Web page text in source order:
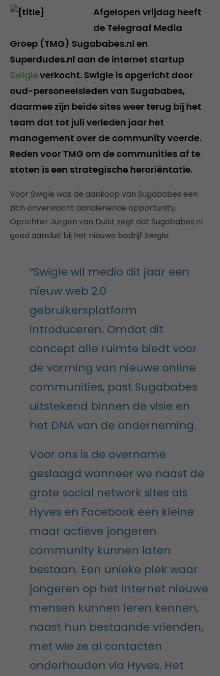
Afgelopen vrijdag heeft
de Telegraaf Media
Groep (TMG) Sugababes.nl en
Superdudes.nl aan de internet startup
Swigleverkocht. Swigle is opgericht door
oud-personeelsleden van Sugababes,
daarmee zijn beide sites weer terug bij het
team dat tot juli verleden jaar het
management over de community voerde.
Reden voor TMG om de communities af te
stoten is een strategische heroriëntatie.
Voor Swigle was de aankoop van Sugababes een
zich onverwacht aandienende opportunity.
Oprichter Jurgen van Dulst zegt dat Sugababes.nl
goed aansluit bij het nieuwe bedrijf Swigle:
“Swigle wil medio dit jaar een
nieuw web 2.0
gebruikersplatform
introduceren. Omdat dit
concept alle ruimte biedt voor
de vorming van nieuwe online
communities, past Sugababes
uitstekend binnen de visie en
het DNA van de onderneming.
Voor ons is de overname
geslaagd wanneer we naast de
grote social network sites als
Hyves en Facebook een kleine
maar actieve jongeren
community kunnen laten
bestaan. Een unieke plek waar
jongeren op het internet nieuwe
mensen kunnen leren kennen,
naast hun bestaande vrienden,
met wie ze al contacten
onderhouden via Hyves. Het